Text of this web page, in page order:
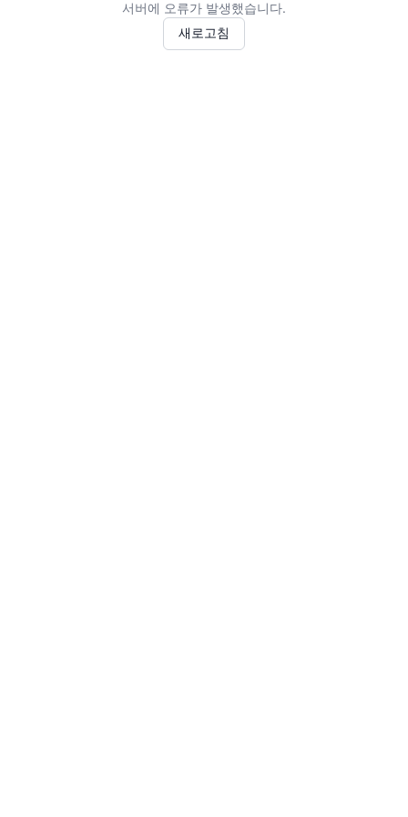
서버에 오류가 발생했습니다.
새로고침